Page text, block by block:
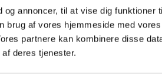
annoncer, til at vise dig funktioner
brug af vores hjemmeside med
partnere kan kombinere disse
deres tjenester.